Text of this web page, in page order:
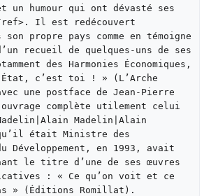
un humour qui ont dévasté ses
ref>. Il est redécouvert
propre pays comme en témoigne
recueil de quelques-uns de ses
des Harmonies Économiques,
c’est toi ! » (L’Arche
une postface de Jean-Pierre
complète utilement celui
Madelin|Alain
était Ministre des
Développement, en 1993, avait
le titre d’une de ses œuvres
: « Ce qu’on voit et ce
» (Éditions Romillat).